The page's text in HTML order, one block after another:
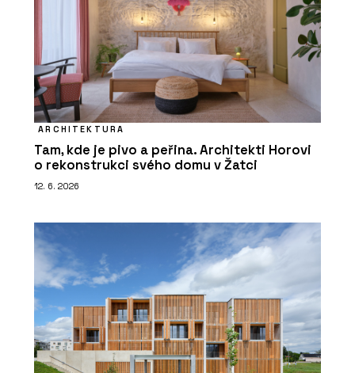
ARCHITEKTURA
Tam, kde je pivo a peřina. Architekti Horovi
o rekonstrukci svého domu v Žatci
12. 6. 2026